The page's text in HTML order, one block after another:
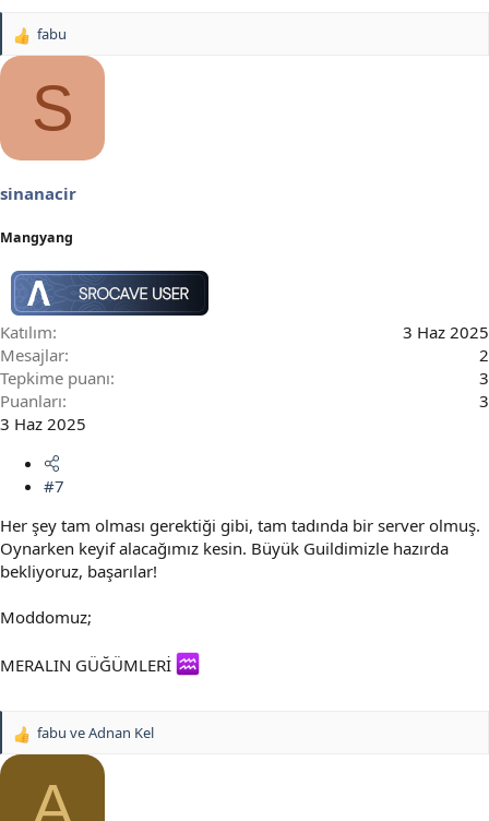
T
e
e
:
fabu
S
sinanacir
Mangyang
Katılım
3 Haz 2025
Mesajlar
2
Tepkime puanı
3
Puanları
3
3 Haz 2025
#7
Her şey tam olması gerektiği gibi, tam tadında bir server olmuş.
Oynarken keyif alacağımız kesin. Büyük Guildimizle hazırda
bekliyoruz, başarılar!
Moddomuz;
MERALIN GÜĞÜMLERİ
T
e
fabu veAdnan Kel
A